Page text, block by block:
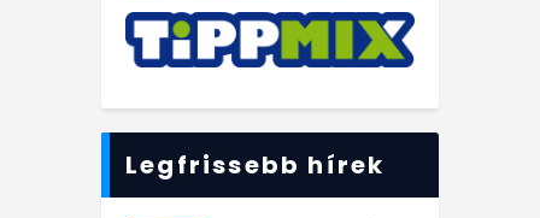
Legfrissebb hírek